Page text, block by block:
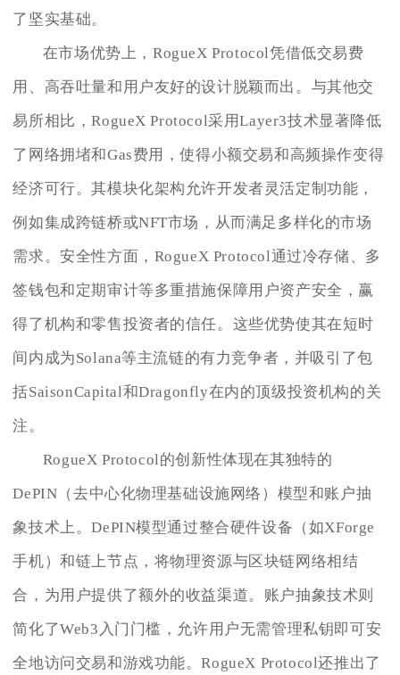
了坚实基础。
在市场优势上，RogueX Protocol凭借低交易费
用、高吞吐量和用户友好的设计脱颖而出。与其他交
易所相比，RogueX Protocol采用Layer3技术显著降低
了网络拥堵和Gas费用，使得小额交易和高频操作变得
经济可行。其模块化架构允许开发者灵活定制功能，
例如集成跨链桥或NFT市场，从而满足多样化的市场
需求。安全性方面，RogueX Protocol通过冷存储、多
签钱包和定期审计等多重措施保障用户资产安全，赢
得了机构和零售投资者的信任。这些优势使其在短时
间内成为Solana等主流链的有力竞争者，并吸引了包
括SaisonCapital和Dragonfly在内的顶级投资机构的关
注。
RogueX Protocol的创新性体现在其独特的
DePIN（去中心化物理基础设施网络）模型和账户抽
象技术上。DePIN模型通过整合硬件设备（如XForge
手机）和链上节点，将物理资源与区块链网络相结
合，为用户提供了额外的收益渠道。账户抽象技术则
简化了Web3入门门槛，允许用户无需管理私钥即可安
全地访问交易和游戏功能。RogueX Protocol还推出了